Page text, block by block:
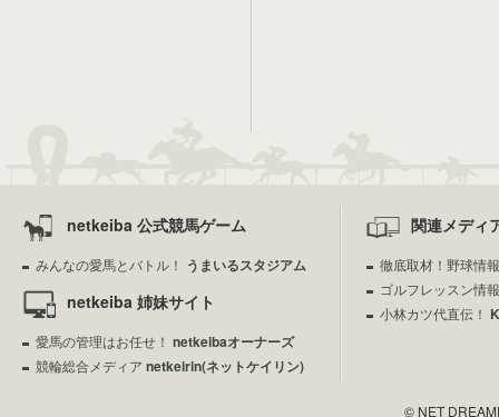
netkeiba 公式競馬ゲーム
みんなの愛馬とバトル！ うまいるスタジアム
netkeiba 姉妹サイト
愛馬の管理はお任せ！ netkeibaオーナーズ
競輪総合メディア netkeirin(ネットケイリン)
関連メディ
徹底取材！野球情
ゴルフレッスン情
小林カツ代直伝！
© NET